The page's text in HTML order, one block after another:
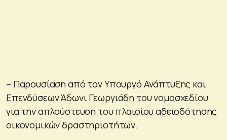
– Παρουσίαση από τον Υπουργό Ανάπτυξης και
Επενδύσεων Άδωνι Γεωργιάδη του νομοσχεδίου
για την απλούστευση του πλαισίου αδειοδότησης
οικονομικών δραστηριοτήτων.